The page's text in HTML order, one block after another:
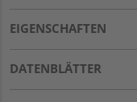
EIGENSCHAFTEN
DATENBLÄTTER